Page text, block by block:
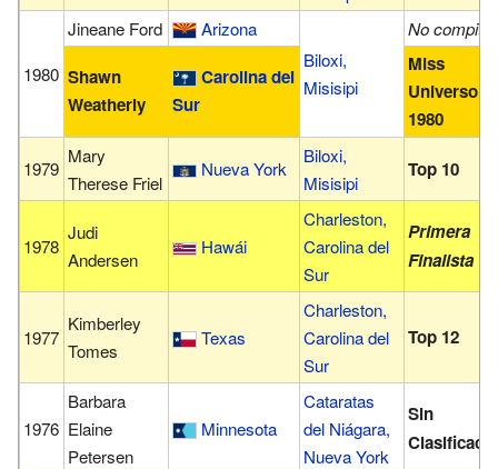
1980
Jineane Ford
Arizona
Biloxi,
Misisipi
No compitió
Shawn
Weatherly
Carolina del
Sur
Miss
Universo
1980
1979
Mary
Therese Friel
Nueva York
Biloxi,
Misisipi
Top 10
1978
Judi
Andersen
Hawái
Charleston,
Carolina del
Sur
Primera
Finalista
1977
Kimberley
Tomes
Texas
Charleston,
Carolina del
Sur
Top 12
1976
Barbara
Elaine
Petersen
Minnesota
Cataratas
del Niágara,
Nueva York
Sin